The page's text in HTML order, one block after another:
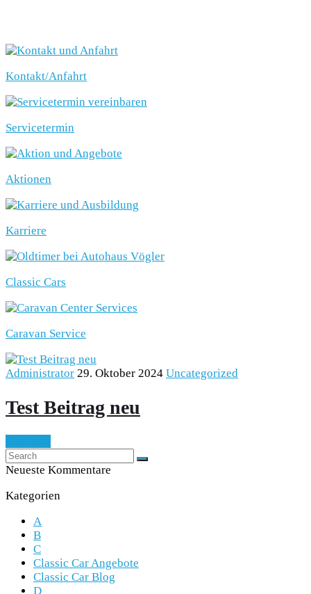
Kontakt/Anfahrt
Servicetermin
Aktionen
Karriere
Classic Cars
Caravan Service
Administrator 29. Oktober 2024 Uncategorized
Test Beitrag neu
Neueste Kommentare
Kategorien
A
B
C
Classic Car Angebote
Classic Car Blog
D